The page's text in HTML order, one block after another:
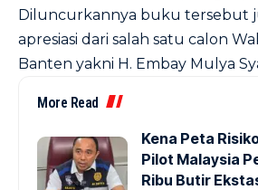
Diluncurkannya buku tersebut
apresiasi dari salah satu calon
Banten yakni H. Embay Mulya
More Read
Kena Peta
Pilot Malaysia
Ribu Butir